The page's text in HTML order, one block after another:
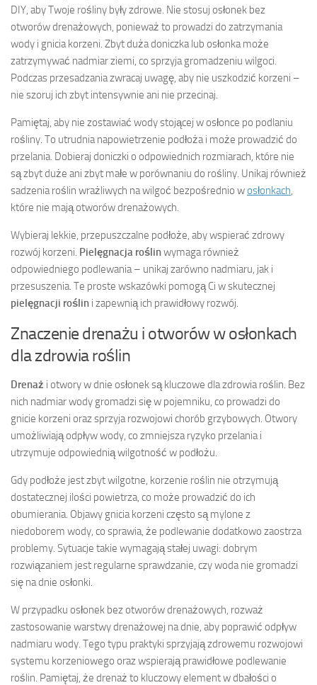
DIY, aby Twoje rośliny były zdrowe. Nie stosuj osłonek bez
otworów drenażowych, ponieważ to prowadzi do zatrzymania
wody i gnicia korzeni. Zbyt duża doniczka lub osłonka może
zatrzymywać nadmiar ziemi, co sprzyja gromadzeniu wilgoci.
Podczas przesadzania zwracaj uwagę, aby nie uszkodzić korzeni –
nie szoruj ich zbyt intensywnie ani nie przecinaj.
Pamiętaj, aby nie zostawiać wody stojącej w osłonce po podlaniu
rośliny. To utrudnia napowietrzenie podłoża i może prowadzić do
przelania. Dobieraj doniczki o odpowiednich rozmiarach, które nie
są zbyt duże ani zbyt małe w porównaniu do rośliny. Unikaj również
sadzenia roślin wrażliwych na wilgoć bezpośrednio wosłonkach
które nie mają otworów drenażowych.
Wybieraj lekkie, przepuszczalne podłoże, aby wspierać zdrowy
rozwój korzeni. Pielęgnacja roślinwymaga również
odpowiedniego podlewania – unikaj zarówno nadmiaru, jak i
przesuszenia. Te proste wskazówki pomogą Ci w skutecznej
pielęgnacji roślin i zapewnią ich prawidłowy rozwój.
Znaczenie drenażu i otworów w osłonkach
dla zdrowia roślin
Drenaż i otwory w dnie osłonek są kluczowe dla zdrowia roślin. Bez
nich nadmiar wody gromadzi się w pojemniku, co prowadzi do
gnicie korzeni oraz sprzyja rozwojowi chorób grzybowych. Otwory
umożliwiają odpływ wody, co zmniejsza ryzyko przelania i
utrzymuje odpowiednią wilgotność w podłożu.
Gdy podłoże jest zbyt wilgotne, korzenie roślin nie otrzymują
dostatecznej ilości powietrza, co może prowadzić do ich
obumierania. Objawy gnicia korzeni często są mylone z
niedoborem wody, co sprawia, że podlewanie dodatkowo zaostrza
problemy. Sytuacje takie wymagają stałej uwagi: dobrym
rozwiązaniem jest regularne sprawdzanie, czy woda nie gromadzi
się na dnie osłonki.
W przypadku osłonek bez otworów drenażowych, rozważ
zastosowanie warstwy drenażowej na dnie, aby poprawić odpływ
nadmiaru wody. Tego typu praktyki sprzyjają zdrowemu rozwojowi
systemu korzeniowego oraz wspierają prawidłowe podlewanie
roślin. Pamiętaj, że drenaż to kluczowy element w dbałości o